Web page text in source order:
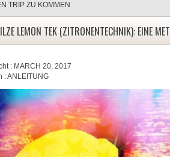
TRIP ZU KOMMEN
LEMON TEK (ZITRONENTECHNIK): EINE
: MARCH 20, 2017
:ANLEITUNG